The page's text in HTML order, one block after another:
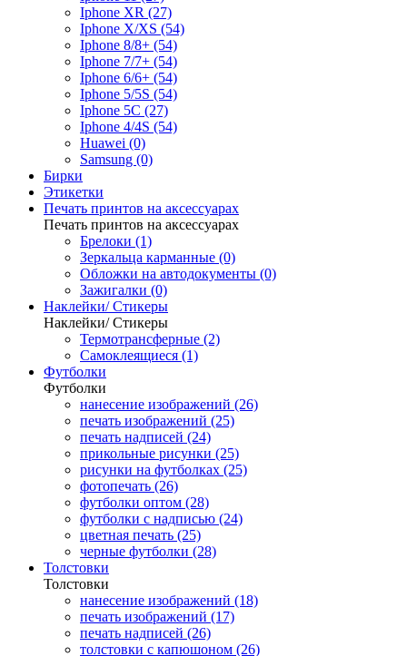
Iphone XR (27)
Iphone X/XS (54)
Iphone 8/8+ (54)
Iphone 7/7+ (54)
Iphone 6/6+ (54)
Iphone 5/5S (54)
Iphone 5C (27)
Iphone 4/4S (54)
Huawei (0)
Samsung (0)
Бирки
Этикетки
Печать принтов на аксессуарах
Печать принтов на аксессуарах
Брелоки (1)
Зеркальца карманные (0)
Обложки на автодокументы (0)
Зажигалки (0)
Наклейки/ Стикеры
Наклейки/ Стикеры
Термотрансферные (2)
Самоклеящиеся (1)
Футболки
Футболки
нанесение изображений (26)
печать изображений (25)
печать надписей (24)
прикольные рисунки (25)
рисунки на футболках (25)
фотопечать (26)
футболки оптом (28)
футболки с надписью (24)
цветная печать (25)
черные футболки (28)
Толстовки
Толстовки
нанесение изображений (18)
печать изображений (17)
печать надписей (26)
толстовки с капюшоном (26)